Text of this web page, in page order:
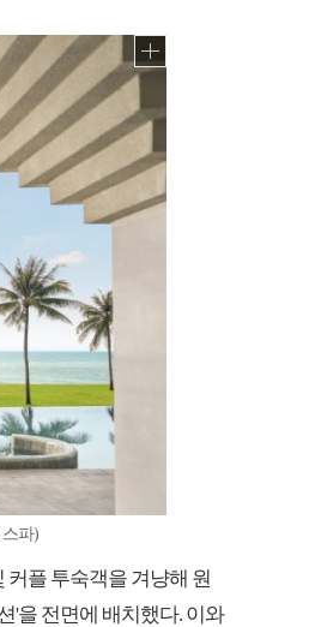
파)
플 투숙객을 겨냥해 원
'을 전면에 배치했다. 이와